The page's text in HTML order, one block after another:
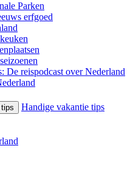
Parken
erfgoed
De reis­podcast over Nederland
Handige vakantie tips